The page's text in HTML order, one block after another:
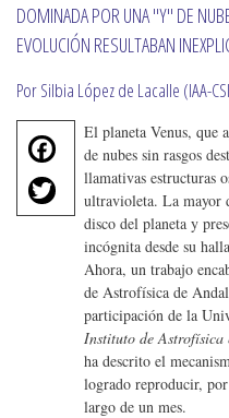
DOMINADA POR UNA "Y" DE
EVOLUCIÓN RESULTABAN
Por Silbia López de Lacalle (IAA-
F
e
T
w
it
te
El planeta Venus, que
de nubes sin rasgos
llamativas estructuras
ultravioleta. La mayor
disco del planeta y
incógnita desde su
Ahora, un trabajo
de Astrofísica de
participación de la
Instituto de Astrofísica
ha descrito el
logrado reproducir,
largo de un mes.